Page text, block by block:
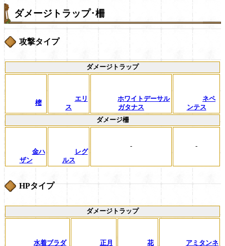
ダメージトラップ･柵
攻撃タイプ
ダメージトラップ
樒
エリ
ス
ホワイトデーサル
ガタナス
ネペ
ンテス
ダメージ柵
金ハ
ザン
レグ
ルス
- -
HPタイプ
ダメージトラップ
水着ブラダ
正月
花
アミタンネ